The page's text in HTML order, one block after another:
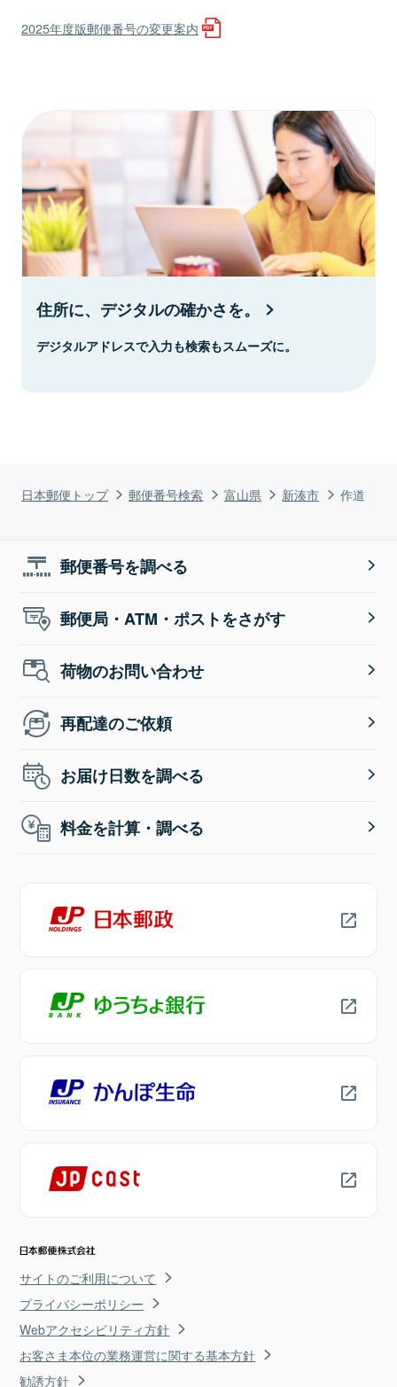
日本郵便トップ 郵便番号検索 富山県 新湊市 作道
2025年度版郵便番号の変更案内
住所に、デジタルの確かさを。
デジタルアドレスで入力も検索もスムーズに。
郵便番号を調べる
郵便局・ATM・ポストをさがす
荷物のお問い合わせ
再配達のご依頼
お届け日数を調べる
料金を計算・調べる
サイトのご利用について
プライバシーポリシー
Webアクセシビリティ方針
お客さま本位の業務運営に関する基本方針
勧誘方針